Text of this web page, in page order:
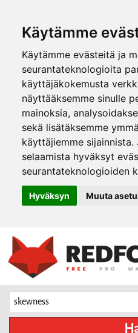
Käytämme
Käytämme evästeitä ja
seurantateknologioita
käyttäjäkokemusta
näyttääksemme sinulle
mainoksia,
sekä lisätäksemme
käyttäjiemme
selaamista hyväksyt
seurantateknologioiden
Hyväksyn Muuta